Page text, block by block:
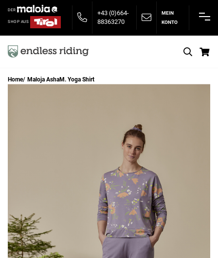
DER
SHOP AUS
+43 (0)664-
88363270
MEIN
KONTO
Home Maloja AshaM. Yoga Shirt